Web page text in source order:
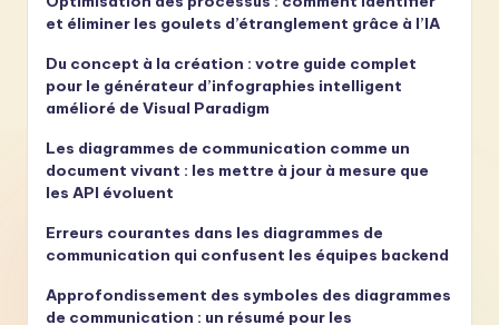
et éliminer les goulets d’étranglement grâce à l’IA
Du concept à la création : votre guide complet
pour le générateur d’infographies intelligent
amélioré de Visual Paradigm
Les diagrammes de communication comme un
document vivant : les mettre à jour à mesure que
les API évoluent
Erreurs courantes dans les diagrammes de
communication qui confusent les équipes backend
Approfondissement des symboles des diagrammes
de communication : un résumé pour les